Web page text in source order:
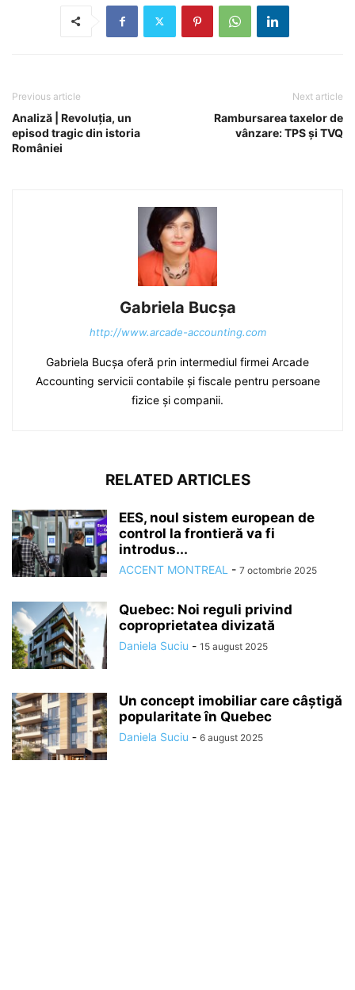
Previous article
Analiză | Revoluția, un
episod tragic din istoria
României
Next article
Rambursarea taxelor de
vânzare: TPS și TVQ
Gabriela Bucșa
http://www.arcade-accounting.com
Gabriela Bucșa oferă prin intermediul firmei Arcade
Accounting servicii contabile și fiscale pentru persoane
fizice și companii.
RELATED ARTICLES
EES, noul sistem european de
control la frontieră va fi
introdus...
ACCENT MONTREAL - 7 octombrie 2025
Quebec: Noi reguli privind
coproprietatea divizată
Daniela Suciu - 15 august 2025
Un concept imobiliar care câștigă
popularitate în Quebec
Daniela Suciu - 6 august 2025